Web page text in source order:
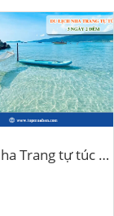
Du lịch Nha Trang tự túc 3 ngày 2 đêm